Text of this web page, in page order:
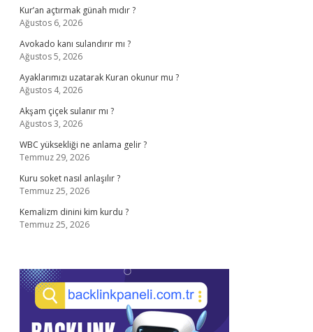
Kur’an açtırmak günah mıdır ?
Ağustos 6, 2026
Avokado kanı sulandırır mı ?
Ağustos 5, 2026
Ayaklarımızı uzatarak Kuran okunur mu ?
Ağustos 4, 2026
Akşam çiçek sulanır mı ?
Ağustos 3, 2026
WBC yüksekliği ne anlama gelir ?
Temmuz 29, 2026
Kuru soket nasıl anlaşılır ?
Temmuz 25, 2026
Kemalizm dinini kim kurdu ?
Temmuz 25, 2026